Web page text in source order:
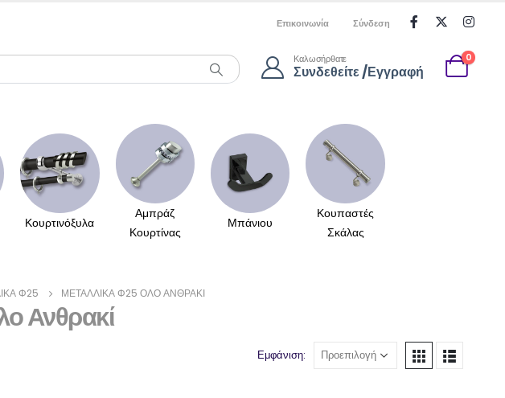
Επικοινωνία Σύνδεση
Καλωσήρθατε
Συνδεθείτε /Εγγραφή
0
Κουρτινόξυλα
Αμπράζ
Κουρτίνας
Μπάνιου
Κουπαστές
Σκάλας
Φ25 ΜΕΤΑΛΛΙΚΆ Φ25 ΟΛΟ ΑΝΘΡΑΚΊ
Ανθρακί
Εμφάνιση: